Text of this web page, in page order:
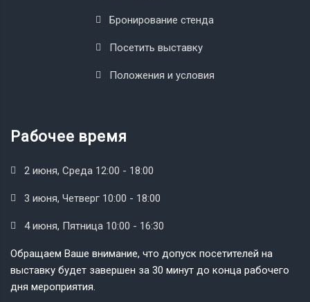
Бронирование стенда
Посетить выставку
Положения и условия
Рабочее время
2 июня, Среда 12:00 - 18:00
3 июня, Четверг 10:00 - 18:00
4 июня, Пятница 10:00 - 16:30
Обращаем Ваше внимание, что допуск посетителей на
выставку будет завершен за 30 минут до конца рабочего
дня мероприятия.